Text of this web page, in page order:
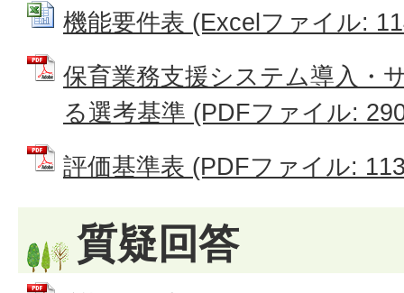
機能要件表 (Excelファイル:
保育業務支援システム導入・
る選考基準 (PDFファイル:
評価基準表 (PDFファイル:
質疑回答